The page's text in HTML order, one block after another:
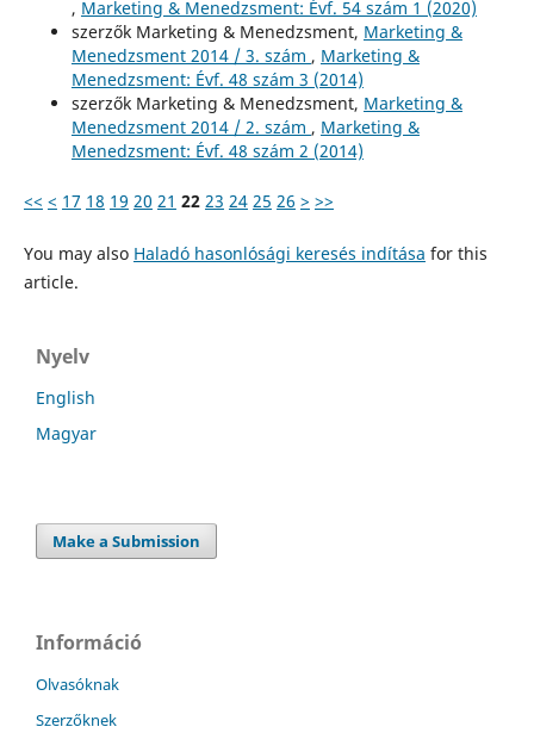
, Marketing & Menedzsment: Évf. 54 szám 1 (2020)
szerzők Marketing & Menedzsment, Marketing &
Menedzsment 2014 / 3. szám , Marketing &
Menedzsment: Évf. 48 szám 3 (2014)
szerzők Marketing & Menedzsment, Marketing &
Menedzsment 2014 / 2. szám , Marketing &
Menedzsment: Évf. 48 szám 2 (2014)
<< < 17 18 19 20 21 22 23 24 25 26 > >>
You may also Haladó hasonlósági keresés indítása for this
article.
Nyelv
English
Magyar
Make a Submission
Információ
Olvasóknak
Szerzőknek